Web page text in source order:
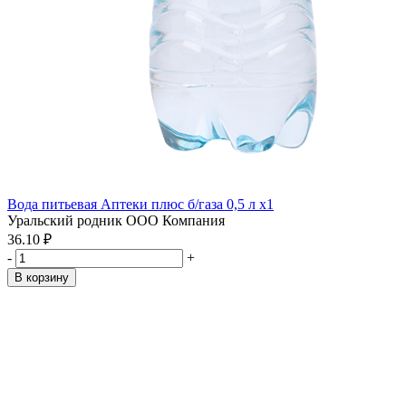
Вода питьевая Аптеки плюс б/газа 0,5 л x1
Уральский родник ООО Компания
36.10 ₽
-
+
В корзину